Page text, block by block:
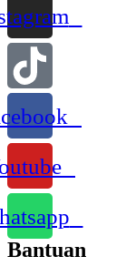
Bantuan